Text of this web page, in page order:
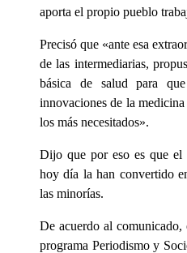
aporta el propio pueblo
Precisó que «ante esa
de las intermediarias,
básica de salud para
innovaciones de la
los más necesitados».
Dijo que por eso es que
hoy día la han convertido
las minorías.
De acuerdo al
programa Periodismo y